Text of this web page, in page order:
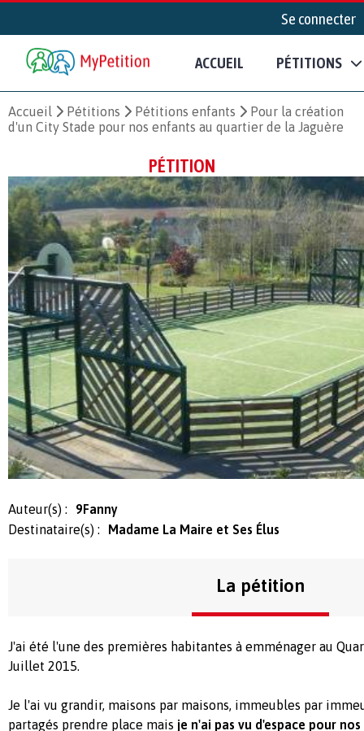
Se connecter
ACCUEIL PÉTITIONS
Accueil Pétitions Pétitions enfants
Pour la création
d'un City Stade pour nos enfants au quartier de la Jaguère
PÉTITION
Auteur(s) :
9Fanny
Destinataire(s) :
Madame La Maire et Ses Élus
La pétition
J'ai été l'une des premières habitantes à emménager au
Juillet 2015.
Je l'ai vu grandir, maisons par maisons, immeubles par
partagés prendre place mais je n'ai pas vu d'espace pour